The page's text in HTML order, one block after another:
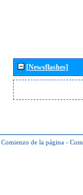
[Newsflashes]
Comienzo de la página -